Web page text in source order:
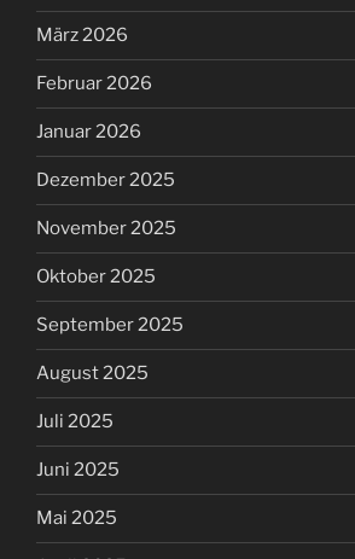
März 2026
Februar 2026
Januar 2026
Dezember 2025
November 2025
Oktober 2025
September 2025
August 2025
Juli 2025
Juni 2025
Mai 2025